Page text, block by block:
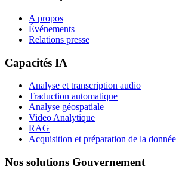
A propos
Événements
Relations presse
Capacités IA
Analyse et transcription audio
Traduction automatique
Analyse géospatiale
Video Analytique
RAG
Acquisition et préparation de la donnée
Nos solutions Gouvernement